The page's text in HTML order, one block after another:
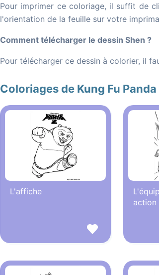
Pour imprimer ce coloriage, il suffit de
l'orientation de la feuille sur votre
Comment télécharger le dessin Shen ?
Pour télécharger ce dessin à colorier, il
Coloriages de Kung Fu Panda
L'affiche
action